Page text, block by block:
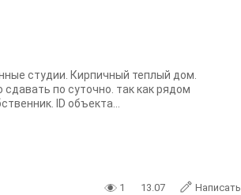
студии. Кирпичный теплый дом.
по суточно. так как рядом
ID объекта...
1 13.07 Написать